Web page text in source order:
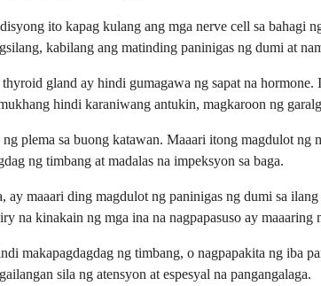
ito kapag kulang ang mga nerve cell sa bahagi
kabilang ang matinding paninigas ng dumi at
gland ay hindi gumagawa ng sapat na
hindi karaniwang antukin, magkaroon ng
plema sa buong katawan. Maaari itong magdulot
ng timbang at madalas na impeksyon sa baga.
maaari ding magdulot ng paninigas ng dumi sa
na kinakain ng mga ina na nagpapasuso ay maaaring
makapagdagdag ng timbang, o nagpapakita ng iba
sila ng atensyon at espesyal na pangangalaga.